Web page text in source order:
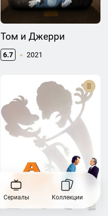
Том и Джерри
6.7 2021
Сериалы Коллекции